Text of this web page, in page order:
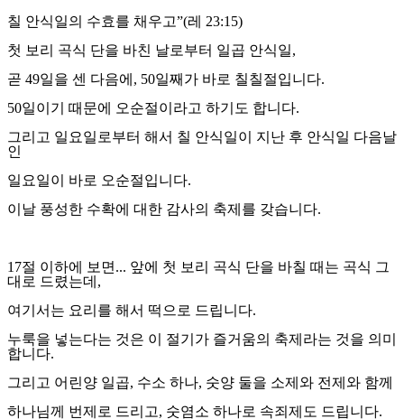
칠 안식일의 수효를 채우고”(레 23:15)
첫 보리 곡식 단을 바친 날로부터 일곱 안식일,
곧 49일을 센 다음에 , 50일째가 바로 칠칠절입니다.
50일이기 때문에 오순절이라고 하기도 합니다.
그리고 일요일로부터 해서 칠 안식일이 지난 후 안식일 다음날
인
일요일이 바로 오순절입니다.
이날 풍성한 수확에 대한 감사의 축제를 갖습니다.
17절 이하에 보면 ... 앞에 첫 보리 곡식 단을 바칠 때는 곡식 그
대로 드렸는데 ,
여기서는 요리를 해서 떡으로 드립니다.
누룩을 넣는다는 것은 이 절기가 즐거움의 축제라는 것을 의미
합니다.
그리고 어린양 일곱, 수소 하나, 숫양 둘을 소제와 전제와 함께
하나님께 번제로 드리고, 숫염소 하나로 속죄제도 드립니다.